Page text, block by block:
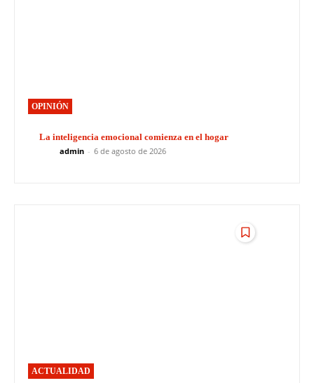
OPINIÓN
La inteligencia emocional comienza en el hogar
admin - 6 de agosto de 2026
ACTUALIDAD